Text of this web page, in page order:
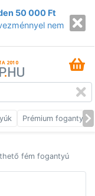
50 000 Ft
nem
2010
.HU
Prémium fogantyúk
fém fogantyú